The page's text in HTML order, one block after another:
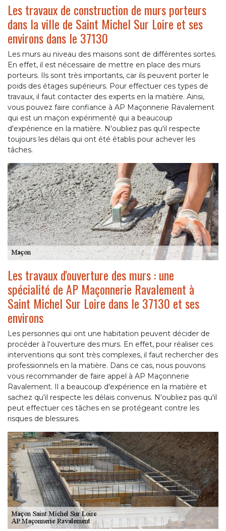
Les travaux de construction de murs porteurs
dans la ville de Saint Michel Sur Loire et ses
environs dans le 37130
Les murs au niveau des maisons sont de différentes sortes.
En effet, il est nécessaire de mettre en place des murs
porteurs. Ils sont très importants, car ils peuvent porter le
poids des étages supérieurs. Pour effectuer ces types de
travaux, il faut contacter des experts en la matière. Ainsi,
vous pouvez faire confiance à AP Maçonnerie Ravalement
qui est un maçon expérimenté qui a beaucoup
d'expérience en la matière. N'oubliez pas qu'il respecte
toujours les délais qui ont été établis pour achever les
tâches.
Les travaux d'ouverture des murs : une
spécialité de AP Maçonnerie Ravalement à
Saint Michel Sur Loire dans le 37130 et ses
environs
Les personnes qui ont une habitation peuvent décider de
procéder à l'ouverture des murs. En effet, pour réaliser ces
interventions qui sont très complexes, il faut rechercher des
professionnels en la matière. Dans ce cas, nous pouvons
vous recommander de faire appel à AP Maçonnerie
Ravalement. Il a beaucoup d'expérience en la matière et
sachez qu'il respecte les délais convenus. N'oubliez pas qu'il
peut effectuer ces tâches en se protégeant contre les
risques de blessures.